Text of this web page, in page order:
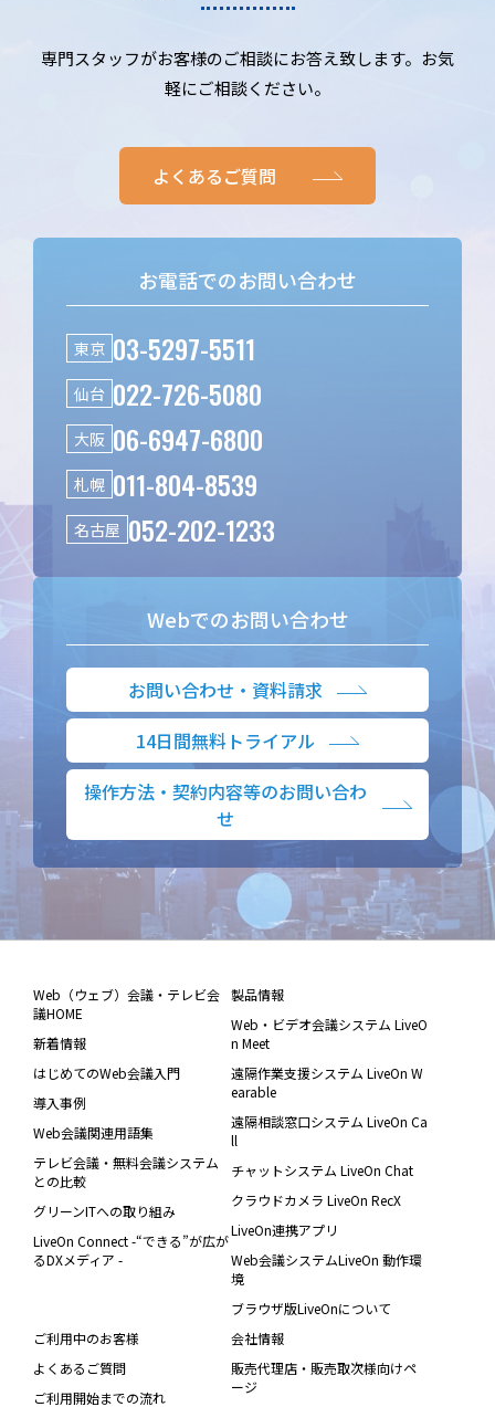
専門スタッフがお客様のご相談にお答え致します。お気
軽にご相談ください。
よくあるご質問
お電話でのお問い合わせ
東京 03-5297-5511
仙台 022-726-5080
大阪 06-6947-6800
札幌 011-804-8539
名古屋 052-202-1233
Webでのお問い合わせ
お問い合わせ・資料請求
14日間無料トライアル
操作方法・契約内容等のお問い合わ
せ
Web（ウェブ）会議・テレビ会
議HOME
新着情報
はじめてのWeb会議入門
導入事例
Web会議関連用語集
テレビ会議・無料会議システム
との比較
グリーンITへの取り組み
LiveOn Connect -“できる”が広が
るDXメディア -
製品情報
Web・ビデオ会議システム LiveO
n Meet
遠隔作業支援システム LiveOn W
earable
遠隔相談窓口システム LiveOn Ca
ll
チャットシステム LiveOn Chat
クラウドカメラ LiveOn RecX
LiveOn連携アプリ
Web会議システムLiveOn 動作環
境
ブラウザ版LiveOnについて
ご利用中のお客様
よくあるご質問
ご利用開始までの流れ
会社情報
販売代理店・販売取次様向けペ
ージ